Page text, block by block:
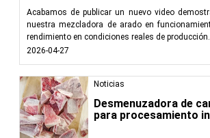
Acabamos de publicar un nuevo video
nuestra mezcladora de arado en
rendimiento en condiciones reales de producción.
2026-04-27
Noticias
Desmenuzadora de
para procesamiento